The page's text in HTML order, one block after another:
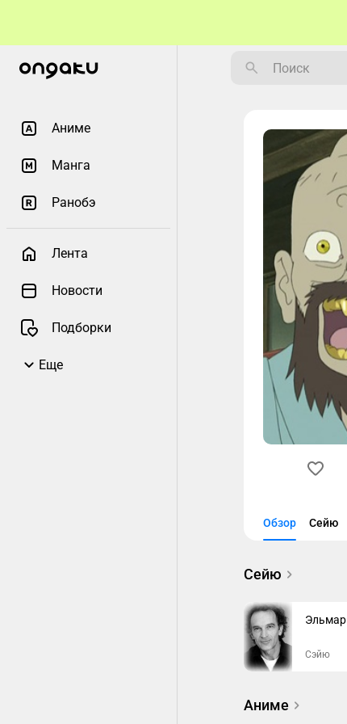
Аниме
Манга
Ранобэ
Лента
Новости
Подборки
Еще
Обзор Сейю
Сейю
Эльмар
Сэйю
Аниме